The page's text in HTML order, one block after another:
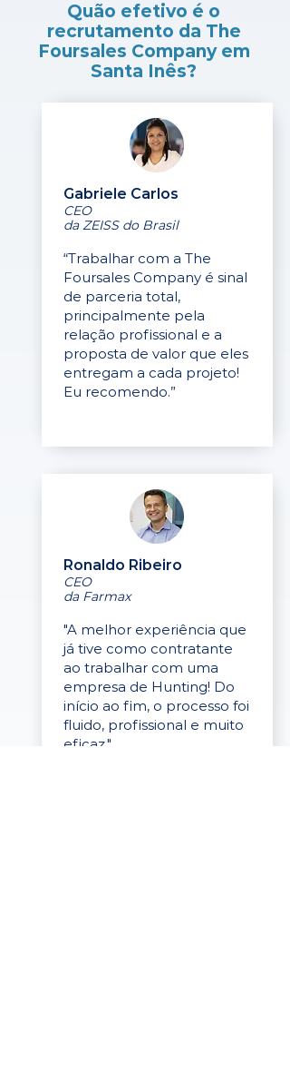
Quão efetivo é o
recrutamento da The
Foursales Company em
Santa Inês?
Gabriele Carlos
CEO
da ZEISS do Brasil
“Trabalhar com a The
Foursales Company é sinal
de parceria total,
principalmente pela
relação profissional e a
proposta de valor que eles
entregam a cada projeto!
Eu recomendo.”
Ronaldo Ribeiro
CEO
da Farmax
"A melhor experiência que
já tive como contratante
ao trabalhar com uma
empresa de Hunting! Do
início ao fim, o processo foi
fluido, profissional e muito
eficaz."